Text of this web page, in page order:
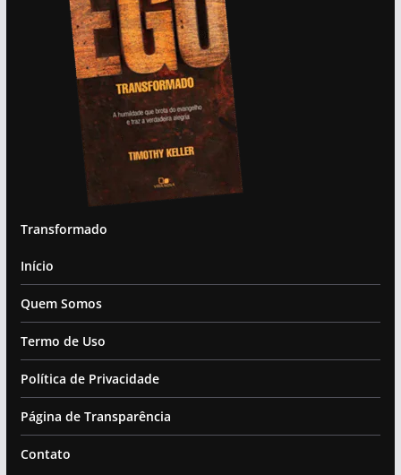
Transformado
Início
Quem Somos
Termo de Uso
Política de Privacidade
Página de Transparência
Contato